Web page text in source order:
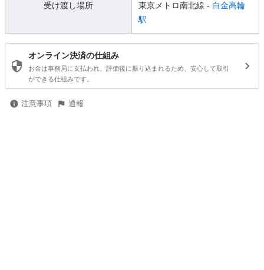
受け渡し場所
東京メトロ南北線 - 白金高輪
駅
オンライン決済の仕組み
お金は事務局に支払われ、評価後に振り込まれるため、安心して取引
ができる仕組みです。
注意事項 通報